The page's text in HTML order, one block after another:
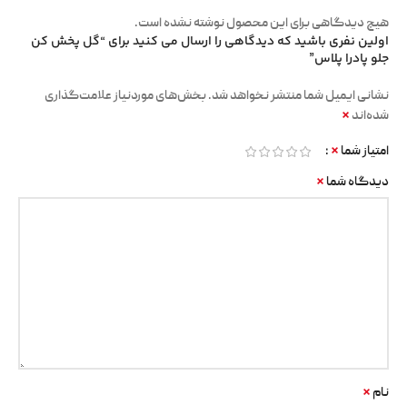
هیچ دیدگاهی برای این محصول نوشته نشده است.
اولین نفری باشید که دیدگاهی را ارسال می کنید برای “گل پخش کن
جلو پادرا پلاس”
نشانی ایمیل شما منتشر نخواهد شد.بخش‌های موردنیاز علامت‌گذاری
شده‌اند *
امتیاز شما *
دیدگاه شما *
نام *